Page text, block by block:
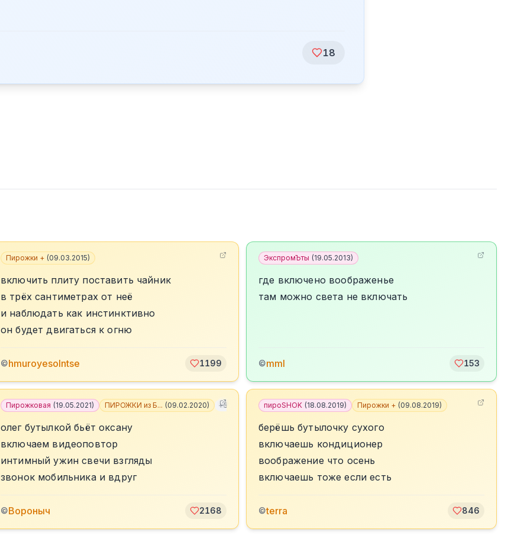
18
Пирожки + (09.03.2015)
включить плиту поставить чайник
в трёх сантиметрах от неё
и наблюдать как инстинктивно
он будет двигаться к огню
©hmuroyesolntse 1199
ЭкспромЪты (19.05.2013)
где включено воображенье
там можно света не включать
©mml 153
Пирожковая (19.05.2021) ПИРОЖКИ из Б... (09.02.2020) +3
олег бутылкой бьёт оксану
включаем видеоповтор
интимный ужин свечи взгляды
звонок мобильника и вдруг
©Вороныч 2168
пироSHOK (18.08.2019) Пирожки + (09.08.2019)
берёшь бутылочку сухого
включаешь кондиционер
воображение что осень
включаешь тоже если есть
©terra 846